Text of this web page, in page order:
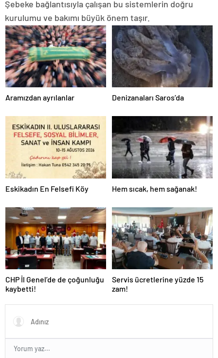
Şebeke bağlantısıyla çalışan bu sistemlerin doğru
kurulumu ve bakımı büyük önem taşır.
Aramızdan ayrılanlar Denizanaları Saros’da
Eskikadın En Felsefi Köy Hem sıcak, hem sağanak!
CHP İl Genel’de de çoğunluğu
kaybetti!
Servis ücretlerine yüzde 15
zam!